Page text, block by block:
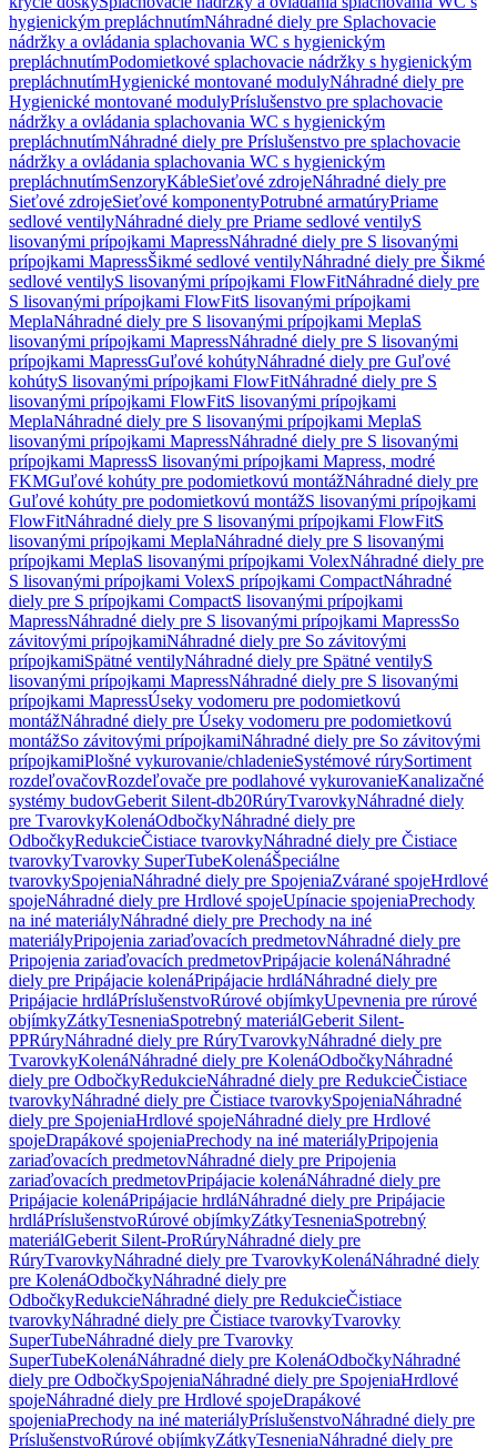
hygienickým prepláchnutímNáhradné diely pre Splachovacie
nádržky a ovládania splachovania WC s hygienickým
prepláchnutímPodomietkové splachovacie nádržky s hygienickým
prepláchnutímHygienické montované modulyNáhradné diely pre
Hygienické montované modulyPríslušenstvo pre splachovacie
nádržky a ovládania splachovania WC s hygienickým
prepláchnutímNáhradné diely pre Príslušenstvo pre splachovacie
nádržky a ovládania splachovania WC s hygienickým
prepláchnutímSenzoryKábleSieťové zdrojeNáhradné diely pre
Sieťové zdrojeSieťové komponentyPotrubné armatúryPriame
sedlové ventilyNáhradné diely pre Priame sedlové ventilyS
lisovanými prípojkami MapressNáhradné diely pre S lisovanými
prípojkami MapressŠikmé sedlové ventilyNáhradné diely pre Šikmé
sedlové ventilyS lisovanými prípojkami FlowFitNáhradné diely pre
S lisovanými prípojkami FlowFitS lisovanými prípojkami
MeplaNáhradné diely pre S lisovanými prípojkami MeplaS
lisovanými prípojkami MapressNáhradné diely pre S lisovanými
prípojkami MapressGuľové kohútyNáhradné diely pre Guľové
kohútyS lisovanými prípojkami FlowFitNáhradné diely pre S
lisovanými prípojkami FlowFitS lisovanými prípojkami
MeplaNáhradné diely pre S lisovanými prípojkami MeplaS
lisovanými prípojkami MapressNáhradné diely pre S lisovanými
prípojkami MapressS lisovanými prípojkami Mapress, modré
FKMGuľové kohúty pre podomietkovú montážNáhradné diely pre
Guľové kohúty pre podomietkovú montážS lisovanými prípojkami
FlowFitNáhradné diely pre S lisovanými prípojkami FlowFitS
lisovanými prípojkami MeplaNáhradné diely pre S lisovanými
prípojkami MeplaS lisovanými prípojkami VolexNáhradné diely pre
S lisovanými prípojkami VolexS prípojkami CompactNáhradné
diely pre S prípojkami CompactS lisovanými prípojkami
MapressNáhradné diely pre S lisovanými prípojkami MapressSo
závitovými prípojkamiNáhradné diely pre So závitovými
prípojkamiSpätné ventilyNáhradné diely pre Spätné ventilyS
lisovanými prípojkami MapressNáhradné diely pre S lisovanými
prípojkami MapressÚseky vodomeru pre podomietkovú
montážNáhradné diely pre Úseky vodomeru pre podomietkovú
montážSo závitovými prípojkamiNáhradné diely pre So závitovými
prípojkamiPlošné vykurovanie/chladenieSystémové rúrySortiment
rozdeľovačovRozdeľovače pre podlahové vykurovanieKanalizačné
systémy budovGeberit Silent-db20RúryTvarovkyNáhradné diely
pre TvarovkyKolenáOdbočkyNáhradné diely pre
OdbočkyRedukcieČistiace tvarovkyNáhradné diely pre Čistiace
tvarovkyTvarovky SuperTubeKolenáŠpeciálne
tvarovkySpojeniaNáhradné diely pre SpojeniaZvárané spojeHrdlové
spojeNáhradné diely pre Hrdlové spojeUpínacie spojeniaPrechody
na iné materiályNáhradné diely pre Prechody na iné
materiályPripojenia zariaďovacích predmetovNáhradné diely pre
Pripojenia zariaďovacích predmetovPripájacie kolenáNáhradné
diely pre Pripájacie kolenáPripájacie hrdláNáhradné diely pre
Pripájacie hrdláPríslušenstvoRúrové objímkyUpevnenia pre rúrové
objímkyZátkyTesneniaSpotrebný materiálGeberit Silent-
PPRúryNáhradné diely pre RúryTvarovkyNáhradné diely pre
TvarovkyKolenáNáhradné diely pre KolenáOdbočkyNáhradné
diely pre OdbočkyRedukcieNáhradné diely pre RedukcieČistiace
tvarovkyNáhradné diely pre Čistiace tvarovkySpojeniaNáhradné
diely pre SpojeniaHrdlové spojeNáhradné diely pre Hrdlové
spojeDrapákové spojeniaPrechody na iné materiályPripojenia
zariaďovacích predmetovNáhradné diely pre Pripojenia
zariaďovacích predmetovPripájacie kolenáNáhradné diely pre
Pripájacie kolenáPripájacie hrdláNáhradné diely pre Pripájacie
hrdláPríslušenstvoRúrové objímkyZátkyTesneniaSpotrebný
materiálGeberit Silent-ProRúryNáhradné diely pre
RúryTvarovkyNáhradné diely pre TvarovkyKolenáNáhradné diely
pre KolenáOdbočkyNáhradné diely pre
OdbočkyRedukcieNáhradné diely pre RedukcieČistiace
tvarovkyNáhradné diely pre Čistiace tvarovkyTvarovky
SuperTubeNáhradné diely pre Tvarovky
SuperTubeKolenáNáhradné diely pre KolenáOdbočkyNáhradné
diely pre OdbočkySpojeniaNáhradné diely pre SpojeniaHrdlové
spojeNáhradné diely pre Hrdlové spojeDrapákové
spojeniaPrechody na iné materiályPríslušenstvoNáhradné diely pre
PríslušenstvoRúrové objímkyZátkyTesneniaNáhradné diely pre